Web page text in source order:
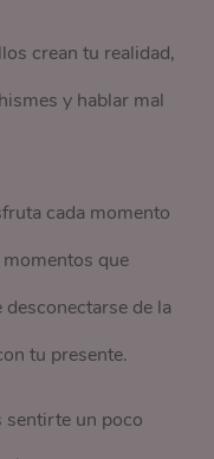
crean tu realidad,
y hablar mal
cada momento
que
de la
tu presente.
sentirte un poco